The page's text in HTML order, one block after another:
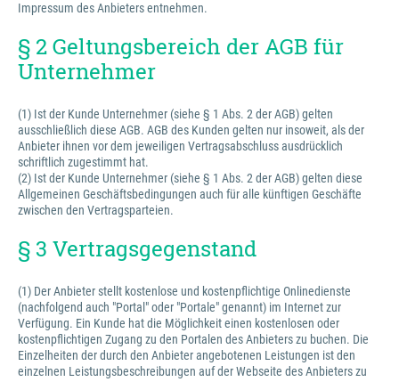
Impressum des Anbieters entnehmen.
§ 2 Geltungsbereich der AGB für
Unternehmer
(1) Ist der Kunde Unternehmer (siehe § 1 Abs. 2 der AGB) gelten
ausschließlich diese AGB. AGB des Kunden gelten nur insoweit, als der
Anbieter ihnen vor dem jeweiligen Vertragsabschluss ausdrücklich
schriftlich zugestimmt hat.
(2) Ist der Kunde Unternehmer (siehe § 1 Abs. 2 der AGB) gelten diese
Allgemeinen Geschäftsbedingungen auch für alle künftigen Geschäfte
zwischen den Vertragsparteien.
§ 3 Vertragsgegenstand
(1) Der Anbieter stellt kostenlose und kostenpflichtige Onlinedienste
(nachfolgend auch "Portal" oder "Portale" genannt) im Internet zur
Verfügung. Ein Kunde hat die Möglichkeit einen kostenlosen oder
kostenpflichtigen Zugang zu den Portalen des Anbieters zu buchen. Die
Einzelheiten der durch den Anbieter angebotenen Leistungen ist den
einzelnen Leistungsbeschreibungen auf der Webseite des Anbieters zu